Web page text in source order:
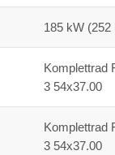
185 kW (252
Komplettrad
3 54x37.00
Komplettrad
3 54x37.00